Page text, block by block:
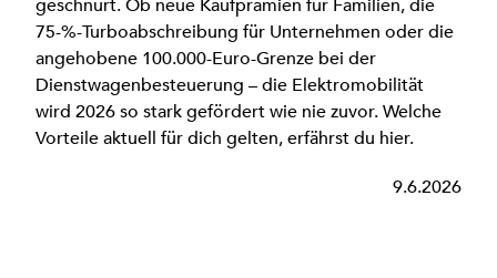
geschnürt. Ob neue Kaufprämien für Familien, die
75-%-Turboabschreibung für Unternehmen oder die
angehobene 100.000-Euro-Grenze bei der
Dienstwagenbesteuerung – die Elektromobilität
wird 2026 so stark gefördert wie nie zuvor. Welche
Vorteile aktuell für dich gelten, erfährst du hier.
9.6.2026